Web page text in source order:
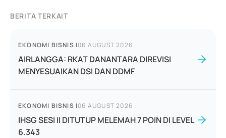
BERITA TERKAIT
EKONOMI BISNIS |06 AUGUST 2026
AIRLANGGA: RKAT DANANTARA DIREVISI
MENYESUAIKAN DSI DAN DDMF
EKONOMI BISNIS |06 AUGUST 2026
IHSG SESI II DITUTUP MELEMAH 7 POIN DI LEVEL
6.343